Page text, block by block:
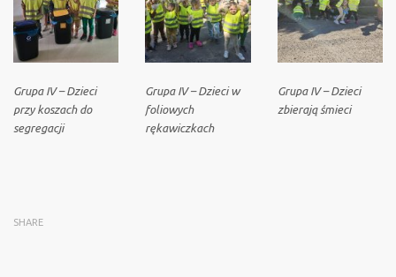
Grupa IV – Dzieci
przy koszach do
segregacji
Grupa IV – Dzieci w
foliowych
rękawiczkach
Grupa IV – Dzieci
zbierają śmieci
SHARE